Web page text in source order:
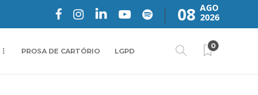
08 AGO
2026
PROSA DE CARTÓRIO LGPD
0